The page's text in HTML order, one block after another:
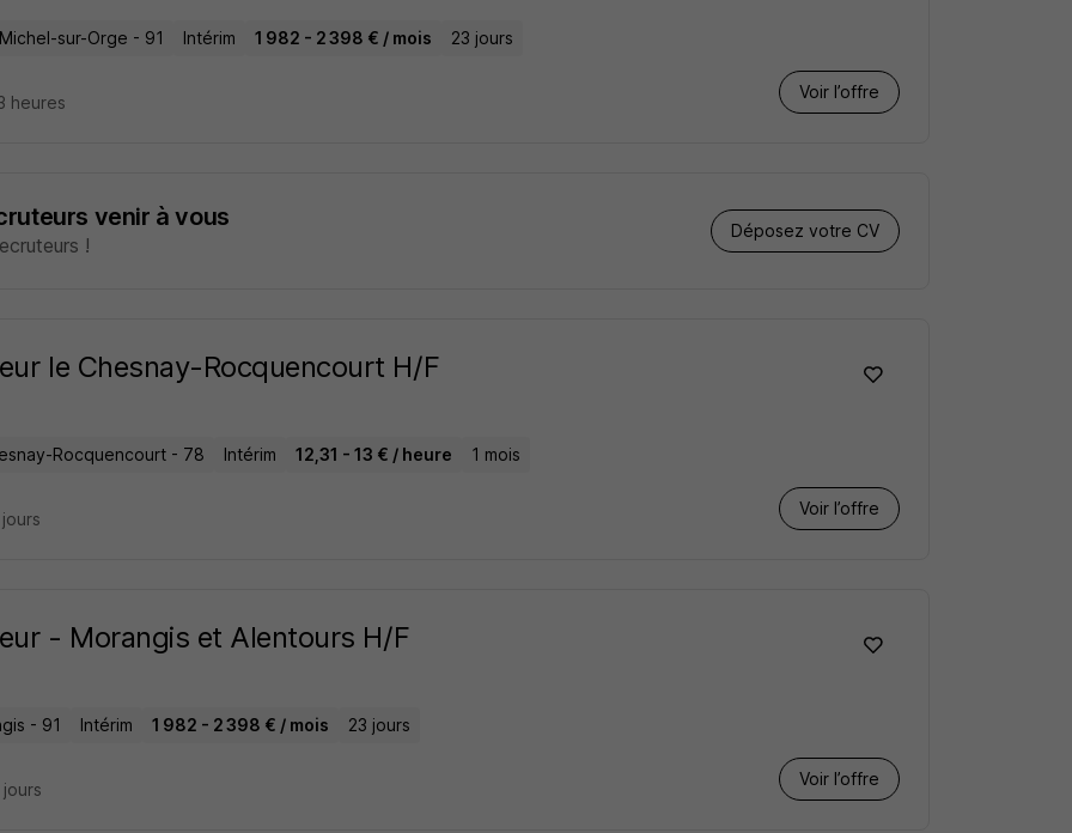
sur-Orge - 91 Intérim 1 982 - 2 398 € / mois 23 jours
Voir l’offre
heures
venir à vous
!
Déposez votre CV
le Chesnay-Rocquencourt H/F
Rocquencourt - 78 Intérim 12,31 - 13 € / heure 1 mois
Voir l’offre
- Morangis et Alentours H/F
- 91 Intérim 1 982 - 2 398 € / mois 23 jours
Voir l’offre